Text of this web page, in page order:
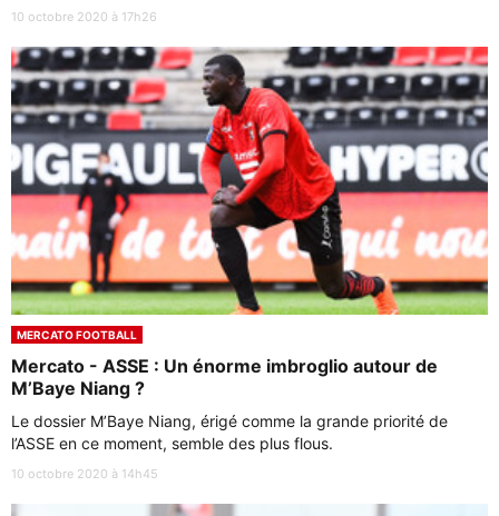
10 octobre 2020 à 17h26
MERCATO FOOTBALL
Mercato - ASSE : Un énorme imbroglio autour de
M’Baye Niang ?
Le dossier M’Baye Niang, érigé comme la grande priorité de
l’ASSE en ce moment, semble des plus flous.
10 octobre 2020 à 14h45